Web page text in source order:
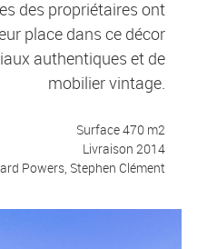
des propriétaires ont
place dans ce décor
authentiques et de
mobilier vintage.
Surface 470 m2
Livraison 2014
Powers, Stephen Clément